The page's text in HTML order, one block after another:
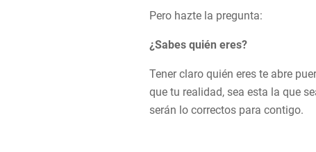
Pero hazte la pregunta:
¿Sabes quién eres?
Tener claro quién eres te abre
que tu realidad, sea esta la que
serán lo correctos para contigo.